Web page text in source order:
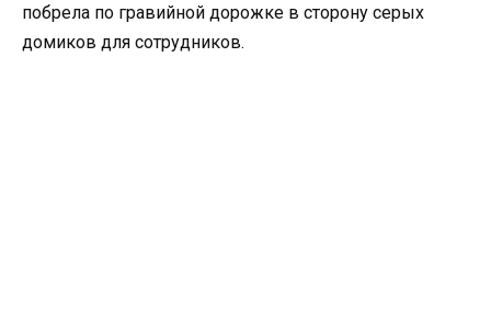
побрела по гравийной дорожке в сторону серых
домиков для сотрудников.